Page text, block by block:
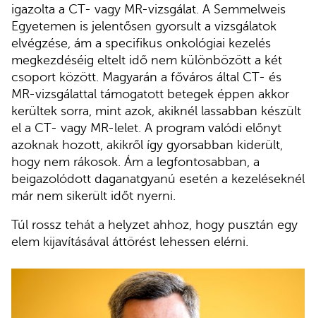
igazolta a CT- vagy MR-vizsgálat. A Semmelweis
Egyetemen is jelentősen gyorsult a vizsgálatok
elvégzése, ám a specifikus onkológiai kezelés
megkezdéséig eltelt idő nem különbözött a két
csoport között. Magyarán a főváros által CT- és
MR-vizsgálattal támogatott betegek éppen akkor
kerültek sorra, mint azok, akiknél lassabban készült
el a CT- vagy MR-lelet. A program valódi előnyt
azoknak hozott, akikről így gyorsabban kiderült,
hogy nem rákosok. Ám a legfontosabban, a
beigazolódott daganatgyanú esetén a kezeléseknél
már nem sikerült időt nyerni.
Túl rossz tehát a helyzet ahhoz, hogy pusztán egy
elem kijavításával áttörést lehessen elérni.